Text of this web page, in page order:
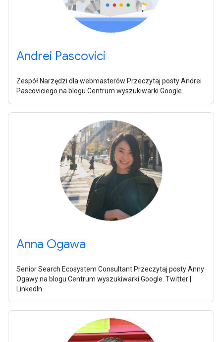
Andrei Pascovici
Zespół Narzędzi dla webmasterów Przeczytaj posty Andrei
Pascoviciego na blogu Centrum wyszukiwarki Google.
Anna Ogawa
Senior Search Ecosystem Consultant Przeczytaj posty Anny
Ogawy na blogu Centrum wyszukiwarki Google. Twitter |
LinkedIn